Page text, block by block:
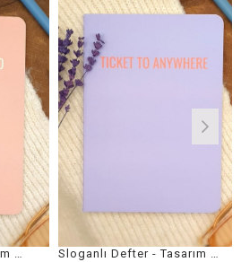
Sloganlı Defter - Tasarım Ajanda - Draw Your Mind Sloganlı Defter - Tasarım Ajanda - Ticket To Anywhere